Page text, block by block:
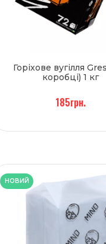
Горіхове вугілля
коробці) 1 кг
185грн.
НОВИЙ